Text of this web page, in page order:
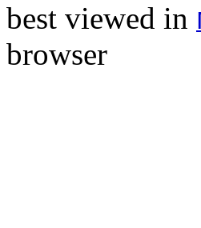
best viewed in
browser